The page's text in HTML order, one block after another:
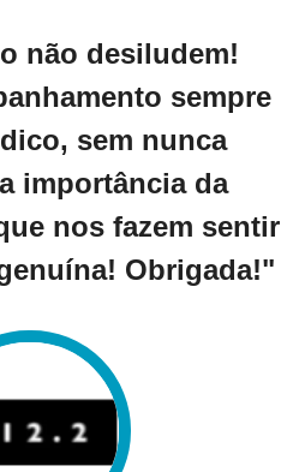
não desiludem!
sempre
sem nunca
importância da
nos fazem sentir